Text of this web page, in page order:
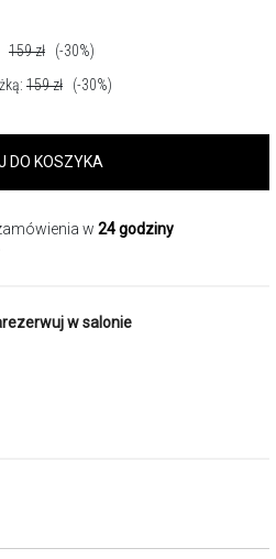
159zł
(-30%)
159zł (-30%)
DO KOSZYKA
w 24 godziny
w salonie